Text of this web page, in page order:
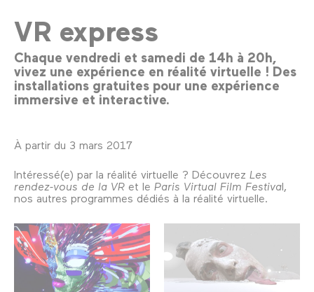
VR express
Chaque vendredi et samedi de 14h à 20h,
vivez une expérience en réalité virtuelle ! Des
installations gratuites pour une expérience
immersive et interactive.
À partir du 3 mars 2017
Intéressé(e) par la réalité virtuelle ? Découvrez Les
rendez-vous de la VR et le Paris Virtual Film Festival,
nos autres programmes dédiés à la réalité virtuelle.